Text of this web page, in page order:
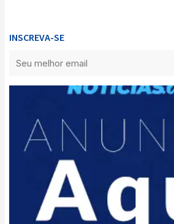
INSCREVA-SE